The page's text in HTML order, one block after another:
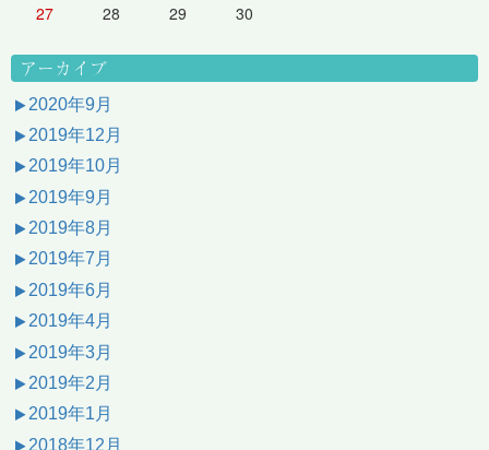
27
28 29 30
アーカイブ
2020年9月
2019年12月
2019年10月
2019年9月
2019年8月
2019年7月
2019年6月
2019年4月
2019年3月
2019年2月
2019年1月
2018年12月